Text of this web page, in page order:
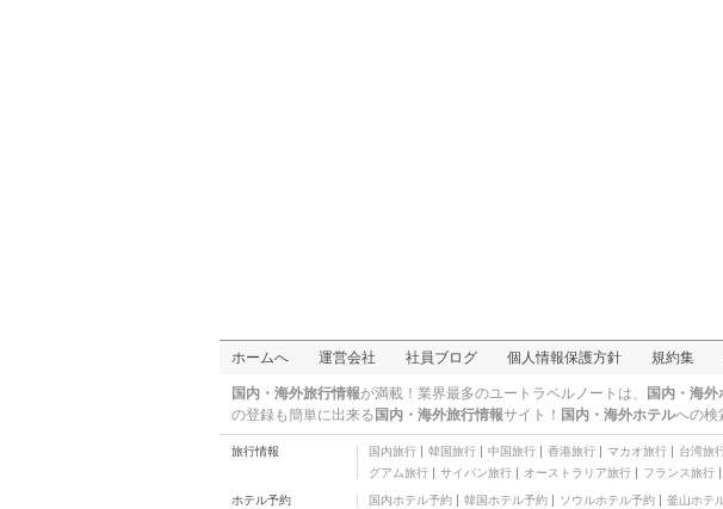
ホームへ 運営会社 社員ブログ 個人情報保護方針 規約集
国内・海外旅行情報が満載！業界最多のユートラベルノートは、 国内・海
の登録も簡単に出来る 国内・海外旅行情報サイト！ 国内・海外ホテルへの検
旅行情報 国内旅行 韓国旅行 中国旅行 香港旅行 マカオ旅行 台湾旅
グアム旅行
サイパン旅行 オーストラリア旅行 フランス旅行
ホテル予約 国内ホテル予約 韓国ホテル予約 ソウルホテル予約 釜山ホテ